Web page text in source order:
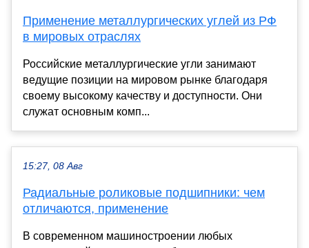
Применение металлургических углей из РФ
в мировых отраслях
Российские металлургические угли занимают
ведущие позиции на мировом рынке благодаря
своему высокому качеству и доступности. Они
служат основным комп...
15:27, 08 Авг
Радиальные роликовые подшипники: чем
отличаются, применение
В современном машиностроении любых